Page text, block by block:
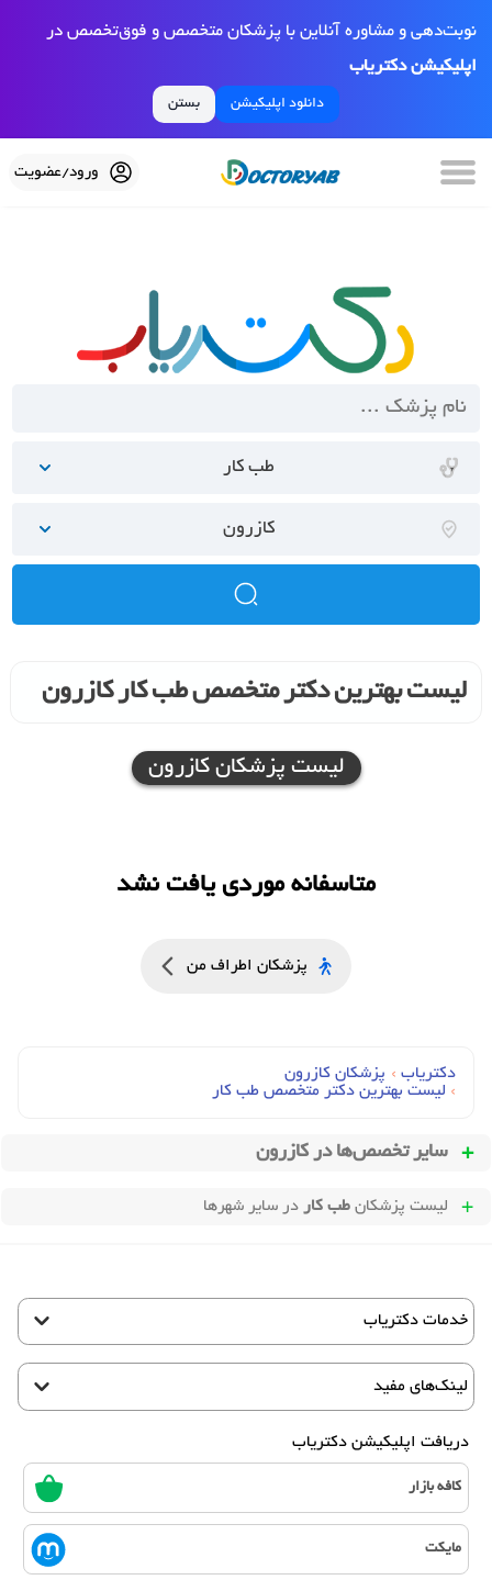
نوبت‌دهی و مشاوره آنلاین با پزشکان متخصص و فوق‌تخصص در
اپلیکیشن دکتریاب
دانلود اپلیکیشن بستن
ورود/عضویت
طب کار
کازرون
لیست بهترین دکتر متخصص طب کار کازرون
لیست پزشکان کازرون
متاسفانه موردی یافت نشد
پزشکان اطراف من
دکتریاب › پزشکان کازرون
› لیست بهترین دکتر متخصص طب کار
سایر تخصص‌ها در کازرون
لیست پزشکان طب کار در سایر شهرها
خدمات دکتریاب
لینک‌های مفید
دریافت اپلیکیشن دکتریاب
کافه بازار
مایکت